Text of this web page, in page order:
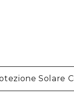
Solare